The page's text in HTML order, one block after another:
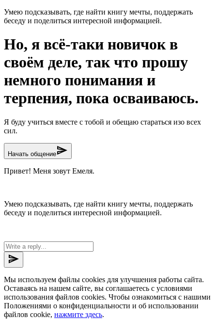
Умею подсказывать, где найти книгу мечты, поддержать
беседу и поделиться интересной информацией.
Но, я всё-таки новичок в
своём деле, так что прошу
немного понимания и
терпения, пока осваиваюсь.
Я буду учиться вместе с тобой и обещаю стараться изо всех
сил.
Начать общениеsend
Привет! Меня зовут Емеля.
Умею подсказывать, где найти книгу мечты, поддержать
беседу и поделиться интересной информацией.
send
Мы используем файлы cookies для улучшения работы сайта.
Оставаясь на нашем сайте, вы соглашаетесь с условиями
использования файлов cookies. Чтобы ознакомиться с нашими
Положениями о конфиденциальности и об использовании
файлов cookie, нажмите здесь.